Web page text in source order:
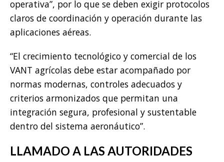
operativa”, por lo que se deben exigir protocolos
claros de coordinación y operación durante las
aplicaciones aéreas.
“El crecimiento tecnológico y comercial de los
VANT agrícolas debe estar acompañado por
normas modernas, controles adecuados y
criterios armonizados que permitan una
integración segura, profesional y sustentable
dentro del sistema aeronáutico”.
LLAMADO A LAS AUTORIDADES